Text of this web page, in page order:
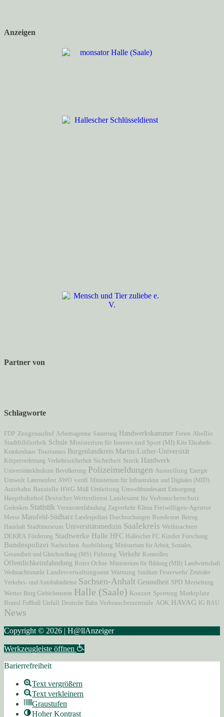
Anzeigen
Partner von
Schlagworte
FDP Zeugenaufruf Arbeitsagentur Sanierung Handwerkskammer Ferien Abellio
Stadtbibliothek Schule Ministerium für Inneres und Sport (MI) Kita Elisabeth-
Krankenhaus Tourismus Burgenlandkreis Martin-Luther-Universität
Körperverletzung Verkehrssicherheit Sicherheit Streik Handwerk
Universitätsklinikum Bevölkerung Polizeimeldungen Ausstellung Energie
Umwelt Laternenfest AWO verdi Ministerium für Infrastruktur und Digitales (MID)
Autobahn Baustelle HWG Müll Umleitung Umweltbundesamt Entsorgung
Hauptbahnhof Deutscher Wetterdienst Landesamt für Verbraucherschutz
Gedenken Statistik Vermisstenfahndung Zugverkehr Klima Freiwilligen-Agentur
Messe Mansfeld-Südharz Landespolizei Durchsuchungen Bundesrat Betrug
Haushalt Stadtmuseum Universitätsmedizin Saalekreis Weihnachten
DEKRA Förderung Stadtwerke Halle HFC Hallescher FC Kinder Forschung
Bundespolizei Nachrichten Ausbildung Ministerium für Arbeit, Soziales,
Gesundheit und Gleichstellung (MS) Führung Verkehr Kontrollen
Öffentlichkeitsfahndung Roter Ochse Ministerium für Bildung (MB) Landwirtschaft
Weihnachtsmarkt Landesverwaltungsamt Warnung Studium Feuerwehr Zentraler
Verkehrs- und Autobahndienst Sachsen-Anhalt Gesundheit SPD Merseburg
Wetter Burg Giebichenstein Halle (Saale) Konzert Sperrung Marktplatz
Brand Fußball Unfall Deutsche Bahn Verbraucherzentrale AOK HAVAG IG BAU
News
Copyright © 2026 | H@llAnzeiger
Werkzeugleiste öffnen
Barierrefreiheit
Text vergrößern
Text verkleinern
Graustufen
Hoher Kontrast